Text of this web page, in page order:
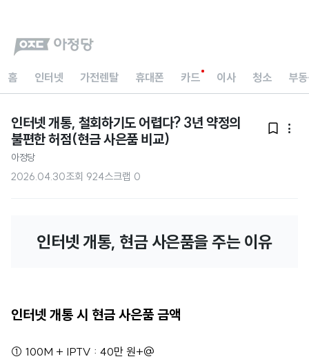
홈 인터넷 가전렌탈 휴대폰 카드 이사 청소 부
인터넷 개통, 철회하기도 어렵다? 3년 약정의
불편한 허점(현금 사은품 비교)
 
아정당
2026.04.30조회 924스크랩 0
인터넷 개통, 현금 사은품을 주는 이유
인터넷 개통 시 현금 사은품 금액
① 100M + IPTV : 40만 원+@